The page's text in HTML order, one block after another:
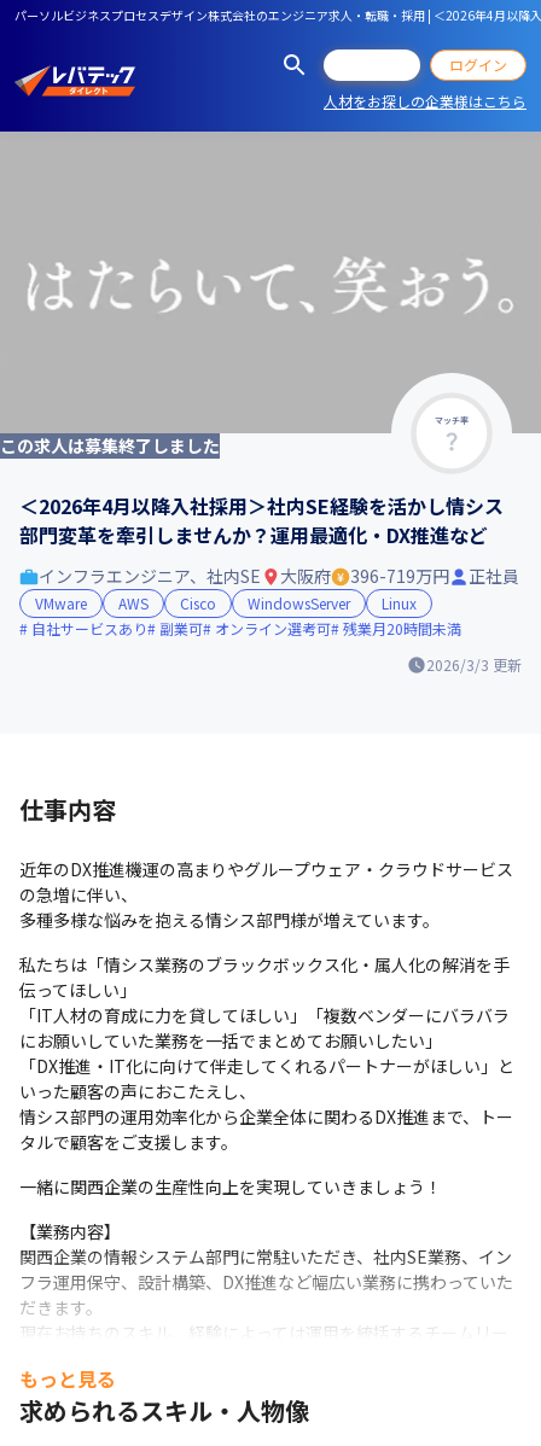
パーソルビジネスプロセスデザイン株式会社のエンジニア求人・転職・採用 | ＜2026年4月以
ログイン
人材をお探しの企業様はこちら
マッチ率
この求人は募集終了しました
＜2026年4月以降入社採用＞社内SE経験を活かし情シス
部門変革を牽引しませんか？運用最適化・DX推進など
2026/3/3 更新
インフラエンジニア、社内SE 大阪府 396-719万円 正社員
VMware AWS Cisco WindowsServer
Linux
自社サービスあり
副業可 オンライン選考可 残業月20時間未満
仕事内容
近年のDX推進機運の高まりやグループウェア・クラウドサービス
の急増に伴い、
多種多様な悩みを抱える情シス部門様が増えています。
私たちは「情シス業務のブラックボックス化・属人化の解消を手
伝ってほしい」
「IT人材の育成に力を貸してほしい」「複数ベンダーにバラバラ
にお願いしていた業務を一括でまとめてお願いしたい」
「DX推進・IT化に向けて伴走してくれるパートナーがほしい」と
いった顧客の声におこたえし、
情シス部門の運用効率化から企業全体に関わるDX推進まで、トー
タルで顧客をご支援します。
一緒に関西企業の生産性向上を実現していきましょう！
【業務内容】
関西企業の情報システム部門に常駐いただき、社内SE業務、イン
フラ運用保守、設計構築、DX推進など幅広い業務に携わっていた
だきます。
現在お持ちのスキル、経験によっては運用を統括するチームリー
具体的には…
・社内SE業務：社内ユーザーの日々のITに関する問合せに対応し
もっと見る
求められるスキル・人物像